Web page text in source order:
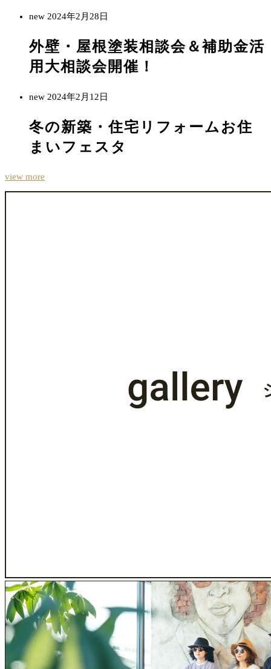
new 2024年2月28日
外壁・屋根塗装相談会＆補助金活
用大相談会開催！
new 2024年2月12日
冬の新築・住宅リフォームお住
まいフェスタ
view more